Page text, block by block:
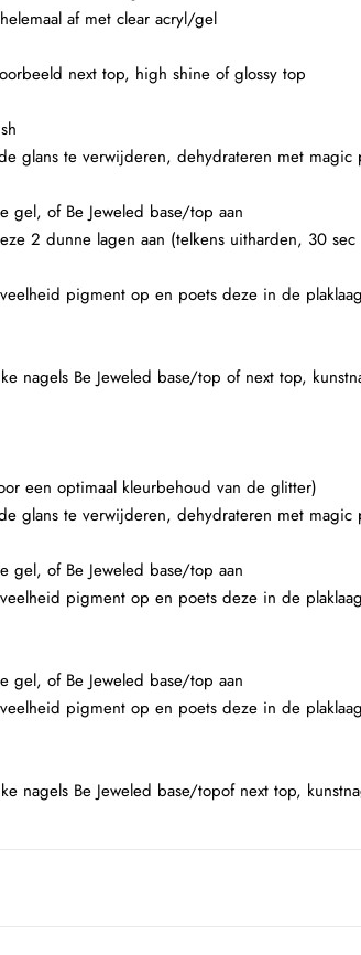
af met clear acryl/gel
next top, high shine of glossy top
glans te verwijderen, dehydrateren met magic
gel, of Be Jeweled base/top aan
2 dunne lagen aan (telkens uitharden, 30 sec
pigment op en poets deze in de
nagels Be Jeweled base/top of next top,
een optimaal kleurbehoud van de glitter)
glans te verwijderen, dehydrateren met magic
gel, of Be Jeweled base/top aan
pigment op en poets deze in de
gel, of Be Jeweled base/top aan
pigment op en poets deze in de
nagels Be Jeweled base/topof next top,